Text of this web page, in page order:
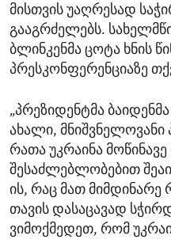
მისთვის უაღრესად
გააგრძელებს.
ბლინკენმა ცოტა ხნის
პრესკონფერენციაზე
„პრეზიდენტმა
ახალი, მნიშვნელოვანი
რათა უკრაინა
შესაძლებლობებით
ის, რაც მათ მიმდინარე
თავის დასაცავად
ვიმოქმედეთ, რომ